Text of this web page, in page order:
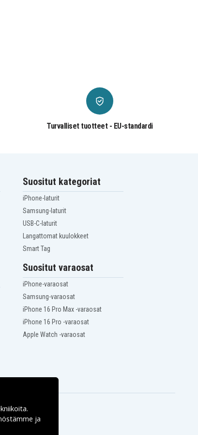
Turvalliset tuotteet - EU-standardi
Suositut kategoriat
iPhone-laturit
Samsung-laturit
USB-C-laturit
Langattomat kuulokkeet
Smart Tag
Suositut varaosat
iPhone-varaosat
Samsung-varaosat
iPhone 16 Pro Max -varaosat
iPhone 16 Pro -varaosat
Apple Watch -varaosat
ja